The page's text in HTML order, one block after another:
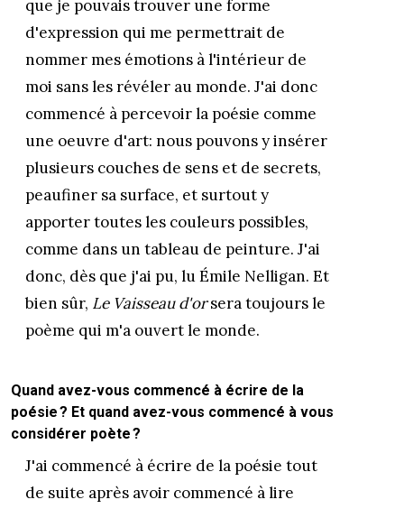
que je pouvais trouver une forme
d'expression qui me permettrait de
nommer mes émotions à l'intérieur de
moi sans les révéler au monde. J'ai donc
commencé à percevoir la poésie comme
une oeuvre d'art: nous pouvons y insérer
plusieurs couches de sens et de secrets,
peaufiner sa surface, et surtout y
apporter toutes les couleurs possibles,
comme dans un tableau de peinture. J'ai
donc, dès que j'ai pu, lu Émile Nelligan. Et
bien sûr, Le Vaisseau d'orsera toujours le
poème qui m'a ouvert le monde.
Quand avez-vous commencé à écrire de la
poésie ? Et quand avez-vous commencé à vous
considérer poète ?
J'ai commencé à écrire de la poésie tout
de suite après avoir commencé à lire